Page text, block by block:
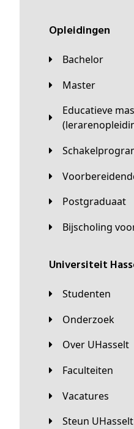
Opleidingen
Bachelor
Master
Educatieve master
Postgraduaat
Bijscholing
universiteit
Studenten
Onderzoek
Over UHasselt
Faculteiten
Vacatures
Steun UHasselt